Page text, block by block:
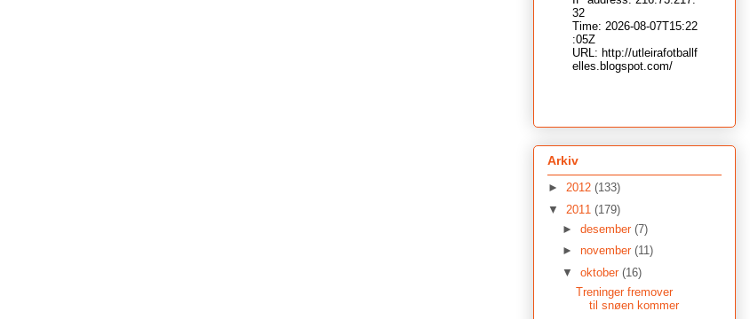
Arkiv
► 2012 (133)
▼ 2011 (179)
► desember (7)
► november (11)
▼ oktober (16)
Treninger fremover
til snøen kommer